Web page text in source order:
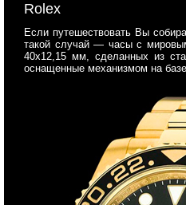
Rolex
Если путешествовать Вы
такой случай — часы с
40х12,15 мм, сделанных из
оснащенные механизмом на